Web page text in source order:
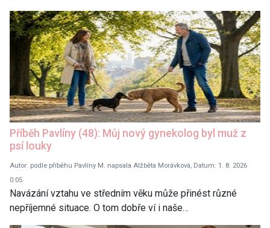
Příběh Pavlíny (48): Můj nový gynekolog byl muž z
psí louky
Autor: podle příběhu Pavlíny M. napsala Alžběta Morávková, Datum: 1. 8. 2026
0:05
Navázání vztahu ve středním věku může přinést různé
nepříjemné situace. O tom dobře ví i naše…